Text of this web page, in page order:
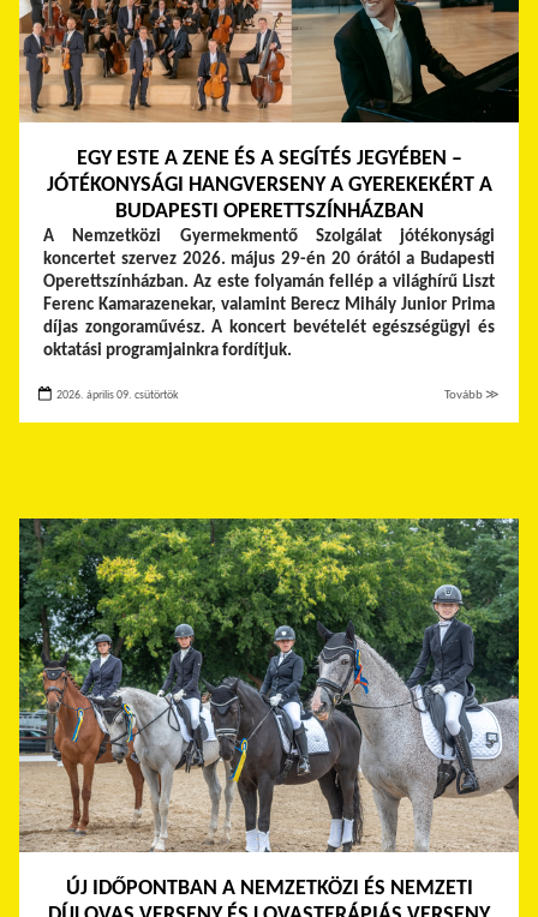
EGY ESTE A ZENE ÉS A SEGÍTÉS JEGYÉBEN –
JÓTÉKONYSÁGI HANGVERSENY A GYEREKEKÉRT A
BUDAPESTI OPERETTSZÍNHÁZBAN
A Nemzetközi Gyermekmentő Szolgálat jótékonysági
koncertet szervez 2026. május 29-én 20 órától a Budapesti
Operettszínházban. Az este folyamán fellép a világhírű Liszt
Ferenc Kamarazenekar, valamint Berecz Mihály Junior Prima
díjas zongoraművész. A koncert bevételét egészségügyi és
oktatási programjainkra fordítjuk.
2026. április 09. csütörtök Tovább ≫
ÚJ IDŐPONTBAN A NEMZETKÖZI ÉS NEMZETI